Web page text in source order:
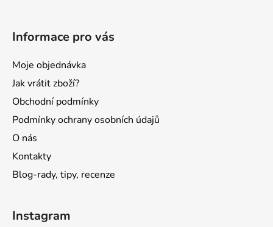
Informace pro vás
Moje objednávka
Jak vrátit zboží?
Obchodní podmínky
Podmínky ochrany osobních údajů
O nás
Kontakty
Blog-rady, tipy, recenze
Instagram